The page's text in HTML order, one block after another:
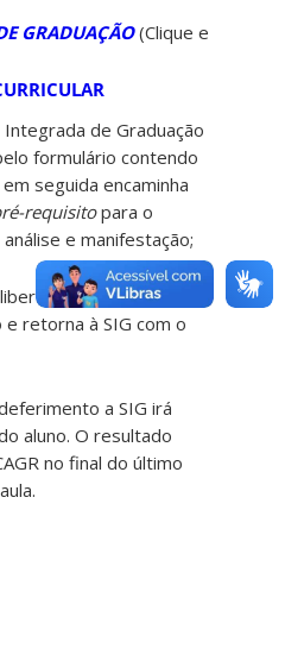
GRADUAÇÃO(Clique e
Integrada de Graduação
formulário contendo
seguida encaminha
requisitopara o
e manifestação;
sobre os pedidos
retorna à SIG com o
a SIG irá
aluno. O resultado
no final do último